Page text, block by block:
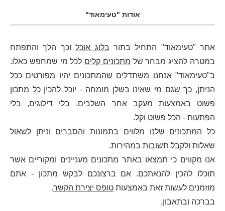
אודות "טעימאוד"
אתר "טעימאוד" התחיל בתור בלוג אוכלוכך הלך והתפתח
במטרה להציג מבחר של מתכונים קלים לכל מי שמחפש כאלו.
ב"טעימאוד" אנחנו משתדלים שהמתכונים יהיו מפורטים ככל
הניתן, כך שגם מי שאינו בשלן מומחה - יוכל להכין כל מתכון
פשוט באמצעות מעקב אחר השלבים. בלי דילוגים, בלי
הפתעות - הכל פשוט וקל.
כל המתכונים שלנו מלווים בתמונות והסברים וניתן לשאול
שאלות ולקבל תשובות במהירות.
אנו מקווים כי תמצאו באתר מתכונים מעניינים ומקוריים אשר
תוכלו להכין להנאתכם. אם ברצונכם לבקש מתכון - אתם
מוזמנים לעשות זאת באמצעות טופס יצירת הקשר.
בברכה ובתאבון,